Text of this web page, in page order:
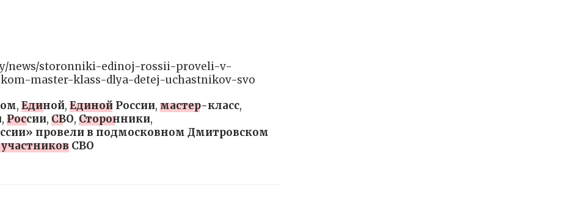
news/storonniki-edinoj-rossii-proveli-v-
master-klass-dlya-detej-uchastnikov-svo
, Единой, Единой России, мастер-класс,
, России, СВО, Сторонники,
провели в подмосковном Дмитровском
СВО